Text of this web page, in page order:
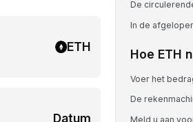
ETH
Datum
De
In de
Hoe ETH
Voer het
De
Meld u aan